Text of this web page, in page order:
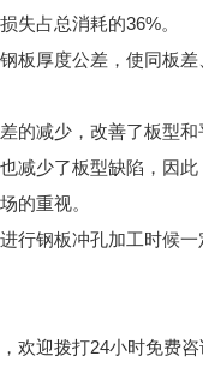
失占总消耗的36%。
厚度公差，使同板差
减少，改善了板型和
减少了板型缺陷，因
的重视。
钢板冲孔加工时候一
欢迎拨打24小时免费咨